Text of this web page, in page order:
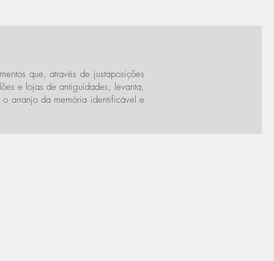
que, através de justaposições
e lojas de antiguidades, levanta,
arranjo da memória identificável e